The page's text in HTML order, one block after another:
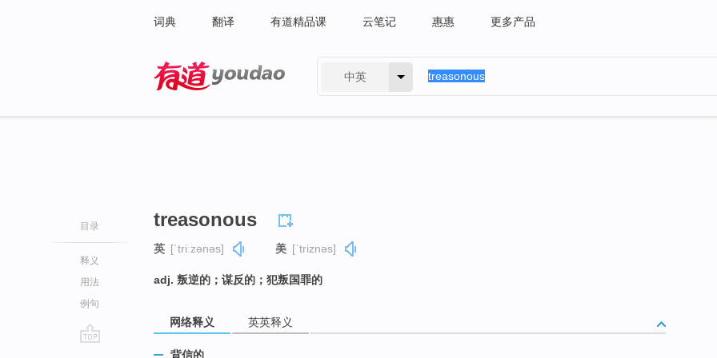
词典 翻译 有道精品课 云笔记 惠惠 更多产品
中英
目录
释义
用法
例句
treasonous
英 [ˈtriːzənəs] 美 [ˈtriznəs]
adj. 叛逆的；谋反的；犯叛国罪的
网络释义 英英释义
背信的